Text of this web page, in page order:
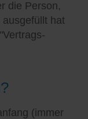
die Person,
hat
(immer